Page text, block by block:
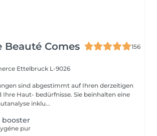
Beauté Comes
156
Ettelbruck L-9026
sind abgestimmt auf Ihren derzeitigen
Haut- bedürfnisse. Sie beinhalten eine
inklu...
booster
pur